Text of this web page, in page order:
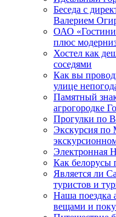
Беседа с
Валерием
ОАО
плюс
Хостел как
соседями
Как вы
улице
Памятный
агрогородке
Прогулки по
Экскурсия по
Электронная
Как белорусы
Является ли
туристов и
Наша поездка
вещами и